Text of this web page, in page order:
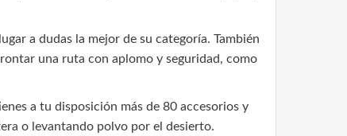
a dudas la mejor de su categoría. También
una ruta con aplomo y seguridad, como
a tu disposición más de 80 accesorios y
o levantando polvo por el desierto.